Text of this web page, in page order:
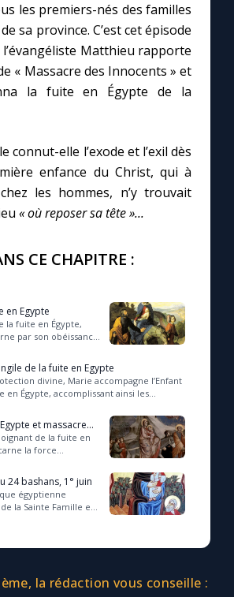
Lisieux
jour
Jésus par Marie
prière
Marie
les premiers-nés des familles
sa province. C’est cet épisode
Matthieu rapporte
« Massacre des Innocents » et
la fuite en Égypte de la
connut-elle l’exode et l’exil dès
enfance du Christ, qui à
les hommes, n’y trouvait
« où reposer sa tête »...
CE CHAPITRE :
en Egypte
la fuite en Égypte,
par son obéissance
se levant pour
de la fuite en Egypte
divine, Marie accompagne l’Enfant
en Égypte, accomplissant ainsi les
et massacre
de la fuite en
la force
d’un amour
24 bashans, 1° juin
égyptienne
la Sainte Famille en
la rédaction vous conseille :